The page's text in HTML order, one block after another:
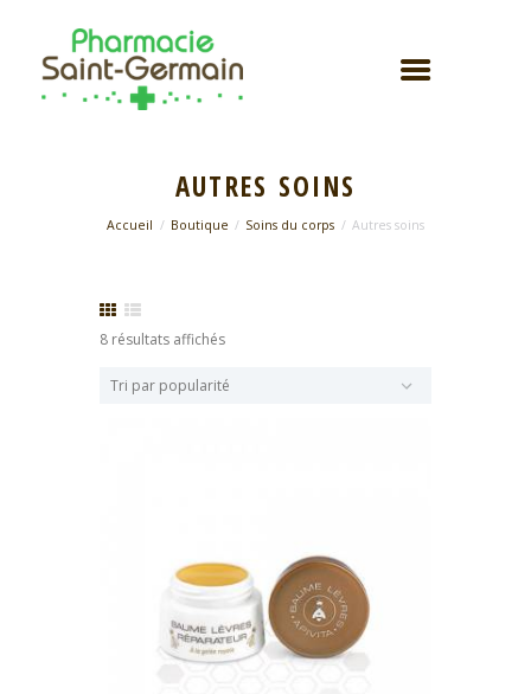
AUTRES SOINS
Accueil Boutique Soins du corps Autres soins
8 résultats affichésTrié
popularité